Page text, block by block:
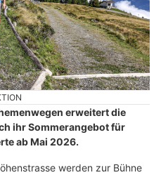
erweitert die
ihr Sommerangebot für
ab Mai 2026.
werden zur Bühne